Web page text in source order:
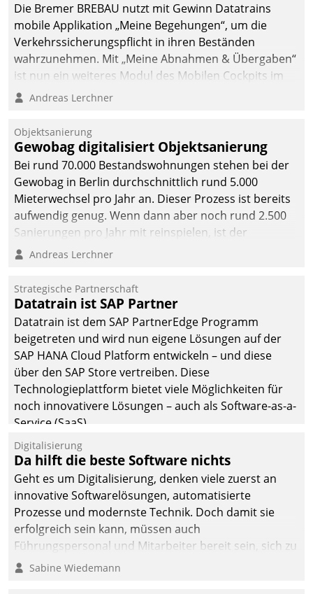
Die Bremer BREBAU nutzt mit Gewinn Datatrains
mobile Applikation „Meine Begehungen“, um die
Verkehrssicherungspflicht in ihren Beständen
wahrzunehmen. Mit „Meine Abnahmen & Übergaben“
ist nun ein weiteres Modul des Mobilen Cockpits im
Einsatz.
Andreas Lerchner
Objektsanierung
Gewobag digitalisiert Objektsanierung
Bei rund 70.000 Bestandswohnungen stehen bei der
Gewobag in Berlin durchschnittlich rund 5.000
Mieterwechsel pro Jahr an. Dieser Prozess ist bereits
aufwendig genug. Wenn dann aber noch rund 2.500
Sanierungen pro Jahr mit reinspielen, ist der
Betreuungs- und Organisationsaufwand immens. Im
kommunale Wohnungsbauunternehmen daher
gemeinsam mit der Berliner Datatrain GmbH den
Teilprozess der Objektsanierung digitalisiert.
Andreas Lerchner
Strategische Partnerschaft
Datatrain ist SAP Partner
Datatrain ist dem SAP PartnerEdge Programm
beigetreten und wird nun eigene Lösungen auf der
SAP HANA Cloud Platform entwickeln – und diese
über den SAP Store vertreiben. Diese
Technologieplattform bietet viele Möglichkeiten für
noch innovativere Lösungen – auch als Software-as-a-
Service (SaaS).
Digitalisierung
Da hilft die beste Software nichts
Geht es um Digitalisierung, denken viele zuerst an
innovative Softwarelösungen, automatisierte
Prozesse und modernste Technik. Doch damit sie
erfolgreich sein kann, müssen auch
Führungspersonal und Mitarbeiter bereit sein, sich zu
verändern und anzupassen, sonst werden sie an ihr
Sabine Wiedemann